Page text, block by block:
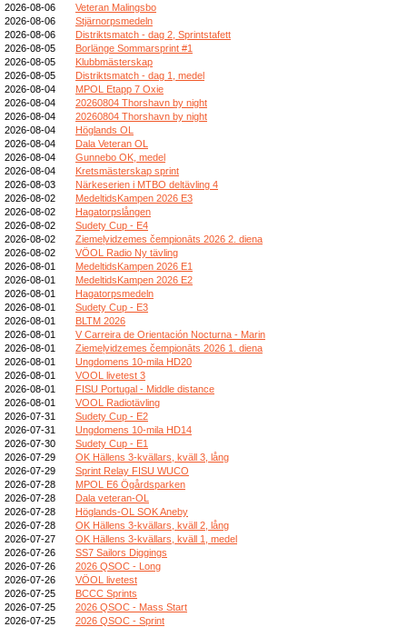
2026-08-06
Veteran Malingsbo
2026-08-06
Stjärnorpsmedeln
2026-08-06
Distriktsmatch - dag 2, Sprintstafett
2026-08-05
Borlänge Sommarsprint #1
2026-08-05
Klubbmästerskap
2026-08-05
Distriktsmatch - dag 1, medel
2026-08-04
MPOL Etapp 7 Oxie
2026-08-04
20260804 Thorshavn by night
2026-08-04
20260804 Thorshavn by night
2026-08-04
Höglands OL
2026-08-04
Dala Veteran OL
2026-08-04
Gunnebo OK, medel
2026-08-04
Kretsmästerskap sprint
2026-08-03
Närkeserien i MTBO deltävling 4
2026-08-02
MedeltidsKampen 2026 E3
2026-08-02
Hagatorpslången
2026-08-02
Sudety Cup - E4
2026-08-02
Ziemeļvidzemes čempionāts 2026 2. diena
2026-08-02
VÖOL Radio Ny tävling
2026-08-01
MedeltidsKampen 2026 E1
2026-08-01
MedeltidsKampen 2026 E2
2026-08-01
Hagatorpsmedeln
2026-08-01
Sudety Cup - E3
2026-08-01
BLTM 2026
2026-08-01
V Carreira de Orientación Nocturna - Marin
2026-08-01
Ziemeļvidzemes čempionāts 2026 1. diena
2026-08-01
Ungdomens 10-mila HD20
2026-08-01
VOOL livetest 3
2026-08-01
FISU Portugal - Middle distance
2026-08-01
VOOL Radiotävling
2026-07-31
Sudety Cup - E2
2026-07-31
Ungdomens 10-mila HD14
2026-07-30
Sudety Cup - E1
2026-07-29
OK Hällens 3-kvällars, kväll 3, lång
2026-07-29
Sprint Relay FISU WUCO
2026-07-28
MPOL E6 Ögårdsparken
2026-07-28
Dala veteran-OL
2026-07-28
Höglands-OL SOK Aneby
2026-07-28
OK Hällens 3-kvällars, kväll 2, lång
2026-07-27
OK Hällens 3-kvällars, kväll 1, medel
2026-07-26
SS7 Sailors Diggings
2026-07-26
2026 QSOC - Long
2026-07-26
VÖOL livetest
2026-07-25
BCCC Sprints
2026-07-25
2026 QSOC - Mass Start
2026-07-25
2026 QSOC - Sprint